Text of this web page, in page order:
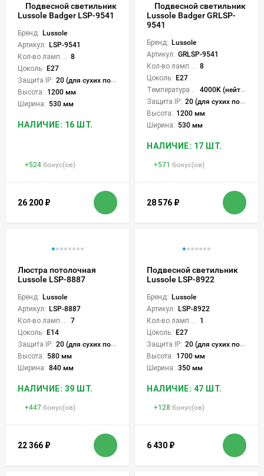
Подвесной светильник
Lussole Badger LSP-9541
Бренд: Lussole
Артикул: LSP-9541
Кол-во ламп или LED: 8
Цоколь: E27
Защита IP: 20 (для сухих пом.)
Высота: 1200 мм
Ширина: 530 мм
НАЛИЧИЕ: 16 ШТ.
+524 бонус(ов)
26 200 ₽
Подвесной светильник
Lussole Badger GRLSP-
9541
Бренд: Lussole
Артикул: GRLSP-9541
Кол-во ламп или LED: 8
Цоколь: E27
Температура света:
4000K (нейтральный)
Защита IP: 20 (для сухих пом.)
Высота: 1200 мм
Ширина: 530 мм
НАЛИЧИЕ: 17 ШТ.
+571 бонус(ов)
28 576 ₽
Люстра потолочная
Lussole LSP-8887
Бренд: Lussole
Артикул: LSP-8887
Кол-во ламп или LED: 7
Цоколь: E14
Защита IP: 20 (для сухих пом.)
Высота: 580 мм
Ширина: 840 мм
НАЛИЧИЕ: 39 ШТ.
+447 бонус(ов)
22 366 ₽
Подвесной светильник
Lussole LSP-8922
Бренд: Lussole
Артикул: LSP-8922
Кол-во ламп или LED: 1
Цоколь: E27
Защита IP: 20 (для сухих пом.)
Высота: 1700 мм
Ширина: 350 мм
НАЛИЧИЕ: 47 ШТ.
+128 бонус(ов)
6 430 ₽